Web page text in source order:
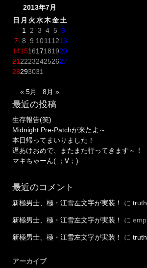
2013年7月
日 月 火水木金土
1
2 3 4 5 6
7 8 9 1011 1213
14151617181920
21 222324252627
28293031
« 5月 8月 »
最近の投稿
生存報告(笑)
Midnight Pre-Patchが来たよ～
本日帰ってまいりました！
遅あけおめで、またまた行ってきます～！
マキちゃーん( ；∀；)
最近のコメント
新極男士、極・江雪左文字が実装！ に truth
新極男士、極・江雪左文字が実装！ に emp
新極男士、極・江雪左文字が実装！ に truth
アーカイブ